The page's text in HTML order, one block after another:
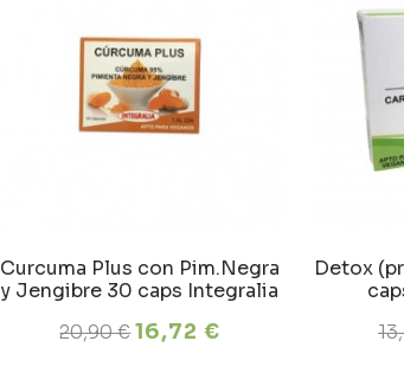
Curcuma Plus con Pim.Negra
y Jengibre 30 caps Integralia
20,90 €16,72 €
Detox